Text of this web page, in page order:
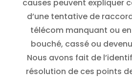
causes peuvent expliquer
d’une tentative de
télécom manquant ou
bouché, cassé ou
Nous avons fait de
résolution de ces points